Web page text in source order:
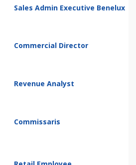
Sales Admin Executive Benelux
Commercial Director
Revenue Analyst
Commissaris